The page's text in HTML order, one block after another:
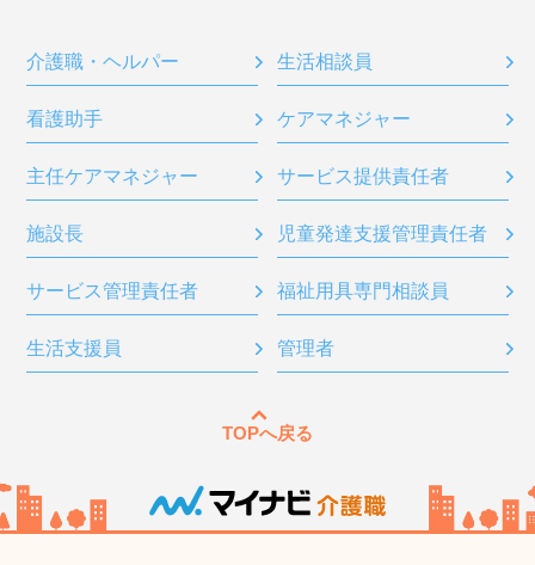
介護職・ヘルパー 生活相談員
看護助手 ケアマネジャー
主任ケアマネジャー サービス提供責任者
施設長 児童発達支援管理責任者
サービス管理責任者 福祉用具専門相談員
生活支援員 管理者
TOPへ戻る